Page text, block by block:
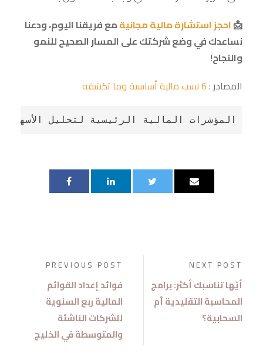
📩احجز استشارة مالية مجانيةمع فريقنا اليوم، ودعنا
نساعدك في وضع شركتك على المسار الصحيح للنمو
والنجاح!
المصادر :6 نسب مالية أساسية وما تكشفه
المؤشرات المالية الرئيسية لتحليل الأسهم
PREVIOUS POST
فوائد إعداد القوائم
المالية ربع السنوية
للشركات الناشئة
والمتوسطة في الخليج
NEXT POST
أيّها تناسبك أكثر: برامج
المحاسبة التقليدية أم
السحابية؟